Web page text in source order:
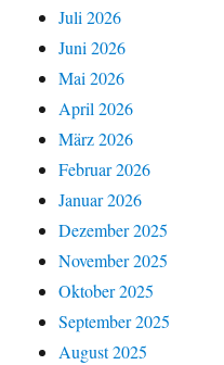
Juli 2026
Juni 2026
Mai 2026
April 2026
März 2026
Februar 2026
Januar 2026
Dezember 2025
November 2025
Oktober 2025
September 2025
August 2025